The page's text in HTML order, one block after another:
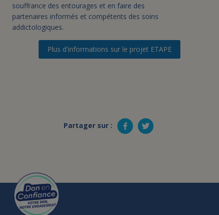
souffrance des entourages et en faire des
partenaires informés et compétents des soins
addictologiques.
Plus d'informations sur le projet ETAPE
Partager sur :